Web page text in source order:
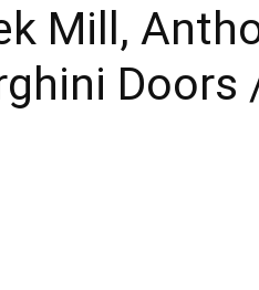
Mill,
Doors